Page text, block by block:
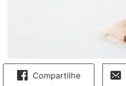
Compartilhe